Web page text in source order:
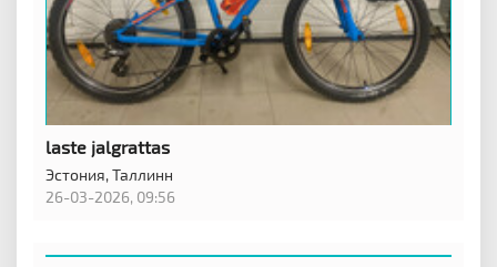
laste jalgrattas
Эстония,Таллинн
26-03-2026, 09:56